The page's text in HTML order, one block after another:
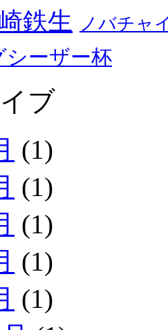
鉄生 ノバチャ
シーザー杯
ブ
(1)
(1)
(1)
(1)
(1)